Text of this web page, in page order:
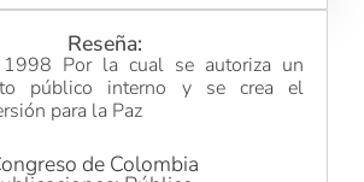
Reseña:
Por la cual se autoriza un
público interno y se crea el
para la Paz
de Colombia